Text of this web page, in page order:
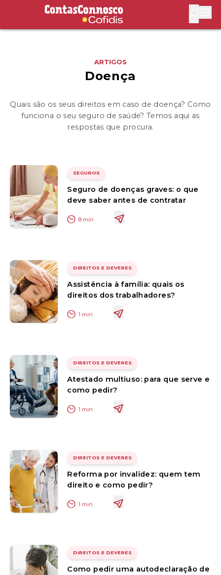
Contas Connosco by Cofidis
ARTIGOS
Doença
Quais são os seus direitos em caso de doença? Como
funciona o seu seguro de saúde? Temos aqui as
respostas que procura.
SEGUROS
Seguro de doenças graves: o que
deve saber antes de contratar
8 min
DIREITOS E DEVERES
Assistência à família: quais os
direitos dos trabalhadores?
1 min
DIREITOS E DEVERES
Atestado multiuso: para que serve e
como pedir?
1 min
DIREITOS E DEVERES
Reforma por invalidez: quem tem
direito e como pedir?
1 min
DIREITOS E DEVERES
Como pedir uma autodeclaração de